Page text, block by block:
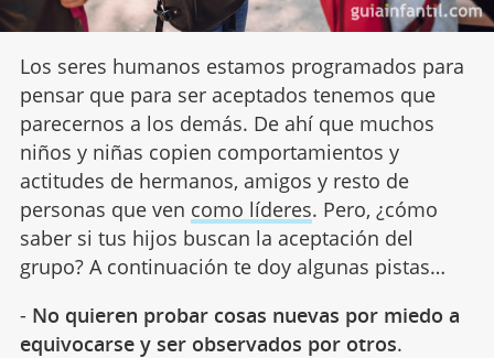
Los seres humanos estamos programados para
pensar que para ser aceptados tenemos que
parecernos a los demás. De ahí que muchos
niños y niñas copien comportamientos y
actitudes de hermanos, amigos y resto de
personas que ven como líderes. Pero, ¿cómo
saber si tus hijos buscan la aceptación del
grupo? A continuación te doy algunas pistas…
- No quieren probar cosas nuevas por miedo a
equivocarse y ser observados por otros.